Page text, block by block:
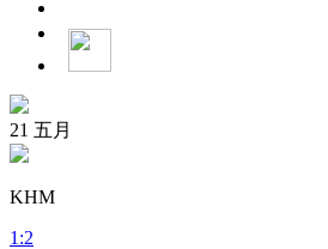
21 五月
KHM
1 :2